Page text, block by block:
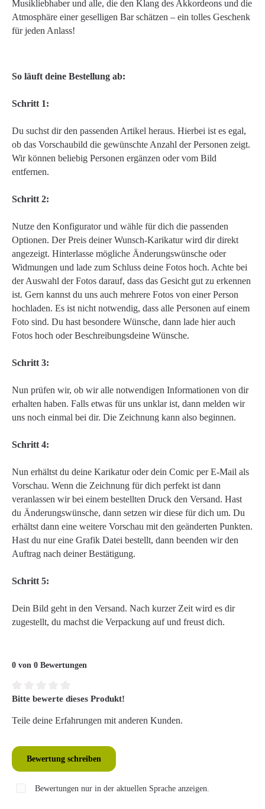
Musikliebhaber und alle, die den Klang des Akkordeons und die
Atmosphäre einer geselligen Bar schätzen – ein tolles Geschenk
für jeden Anlass!
So läuft deine Bestellung ab:
Schritt 1:
Du suchst dir den passenden Artikel heraus. Hierbei ist es egal,
ob das Vorschaubild die gewünschte Anzahl der Personen zeigt.
Wir können beliebig Personen ergänzen oder vom Bild
entfernen.
Schritt 2:
Nutze den Konfigurator und wähle für dich die passenden
Optionen. Der Preis deiner Wunsch-Karikatur wird dir direkt
angezeigt. Hinterlasse mögliche Änderungswünsche oder
Widmungen und lade zum Schluss deine Fotos hoch. Achte bei
der Auswahl der Fotos darauf, dass das Gesicht gut zu erkennen
ist. Gern kannst du uns auch mehrere Fotos von einer Person
hochladen. Es ist nicht notwendig, dass alle Personen auf einem
Foto sind. Du hast besondere Wünsche, dann lade hier auch
Fotos hoch oder Beschreibungsdeine Wünsche.
Schritt 3:
Nun prüfen wir, ob wir alle notwendigen Informationen von dir
erhalten haben. Falls etwas für uns unklar ist, dann melden wir
uns noch einmal bei dir. Die Zeichnung kann also beginnen.
Schritt 4:
Nun erhältst du deine Karikatur oder dein Comic per E-Mail als
Vorschau. Wenn die Zeichnung für dich perfekt ist dann
veranlassen wir bei einem bestellten Druck den Versand. Hast
du Änderungswünsche, dann setzen wir diese für dich um. Du
erhältst dann eine weitere Vorschau mit den geänderten Punkten.
Hast du nur eine Grafik Datei bestellt, dann beenden wir den
Auftrag nach deiner Bestätigung.
Schritt 5:
Dein Bild geht in den Versand. Nach kurzer Zeit wird es dir
zugestellt, du machst die Verpackung auf und freust dich.
0 von 0 Bewertungen
Durchschnittliche Bewertung von 0 von 5 Sternen
Bitte bewerte dieses Produkt!
Teile deine Erfahrungen mit anderen Kunden.
Bewertung schreiben
Bewertungen nur in der aktuellen Sprache anzeigen.